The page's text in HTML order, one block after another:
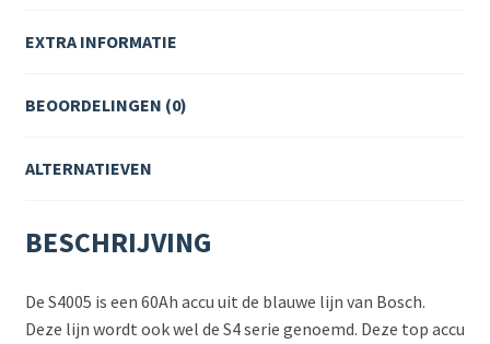
EXTRA INFORMATIE
BEOORDELINGEN (0)
ALTERNATIEVEN
BESCHRIJVING
De S4005 is een 60Ah accu uit de blauwe lijn van Bosch.
Deze lijn wordt ook wel de S4 serie genoemd. Deze top accu